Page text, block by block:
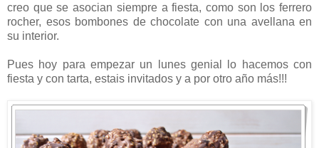
creo que se asocian siempre a fiesta, como son los ferrero
rocher, esos bombones de chocolate con una avellana en
su interior.
Pues hoy para empezar un lunes genial lo hacemos con
fiesta y con tarta, estais invitados y a por otro año más!!!